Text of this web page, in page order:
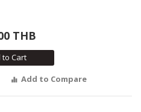
THB
to Cart
Add to Compare